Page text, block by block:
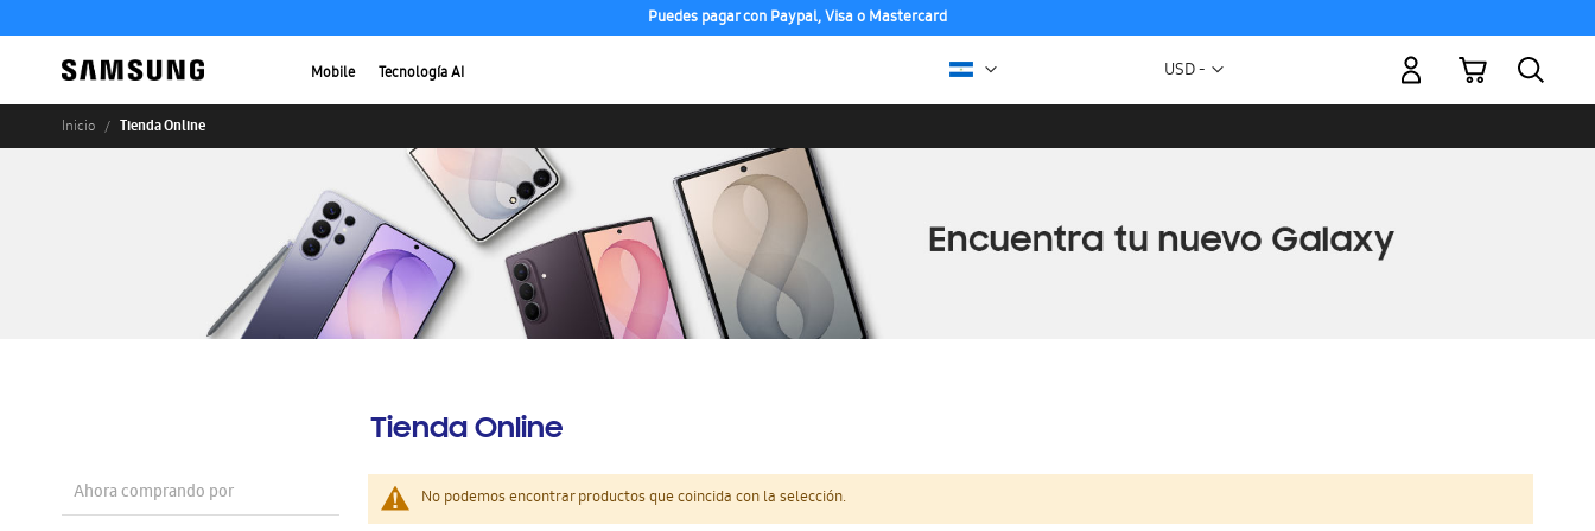
Puedes pagar con Paypal, Visa o Mastercard
Mobile Tecnología AI Moneda
USD -
Mi carrito
Inicio Tienda Online
Tienda Online
No podemos encontrar productos que coincida con la selección.
Ahora comprando por